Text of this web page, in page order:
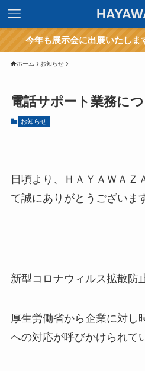
今年も展示会に出展いたしま
ホーム お知らせ
電話サポート業務に
お知らせ
日頃より、ＨＡＹＡＷＡ
て誠にありがとうございま
新型コロナウィルス拡散防
厚生労働省から企業に対し
への対応が呼びかけられて